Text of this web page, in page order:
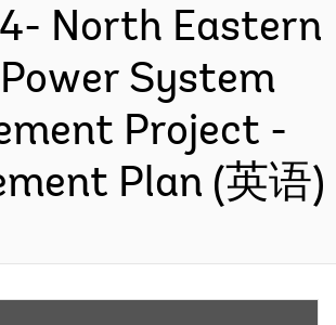
North Eastern
System
Project -
Plan (英语)